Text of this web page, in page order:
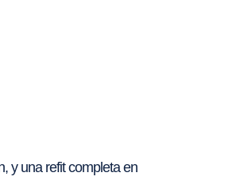
y una refit completa en